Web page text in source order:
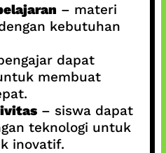
– materi
kebutuhan
dapat
membuat
– siswa dapat
teknologi untuk
inovatif.